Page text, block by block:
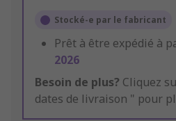
Stocké-e par le fabricant
Prêt à être expédié à
2026
Besoin de plus? Cliquez
dates de livraison " pour